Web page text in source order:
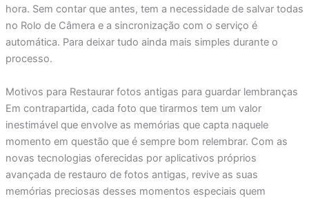
hora. Sem contar que antes, tem a necessidade de salvar todas
no Rolo de Câmera e a sincronização com o serviço é
automática. Para deixar tudo ainda mais simples durante o
processo.
Motivos para Restaurar fotos antigas para guardar lembranças
Em contrapartida, cada foto que tirarmos tem um valor
inestimável que envolve as memórias que capta naquele
momento em questão que é sempre bom relembrar. Com as
novas tecnologias oferecidas por aplicativos próprios
avançada de restauro de fotos antigas, revive as suas
memórias preciosas desses momentos especiais quem